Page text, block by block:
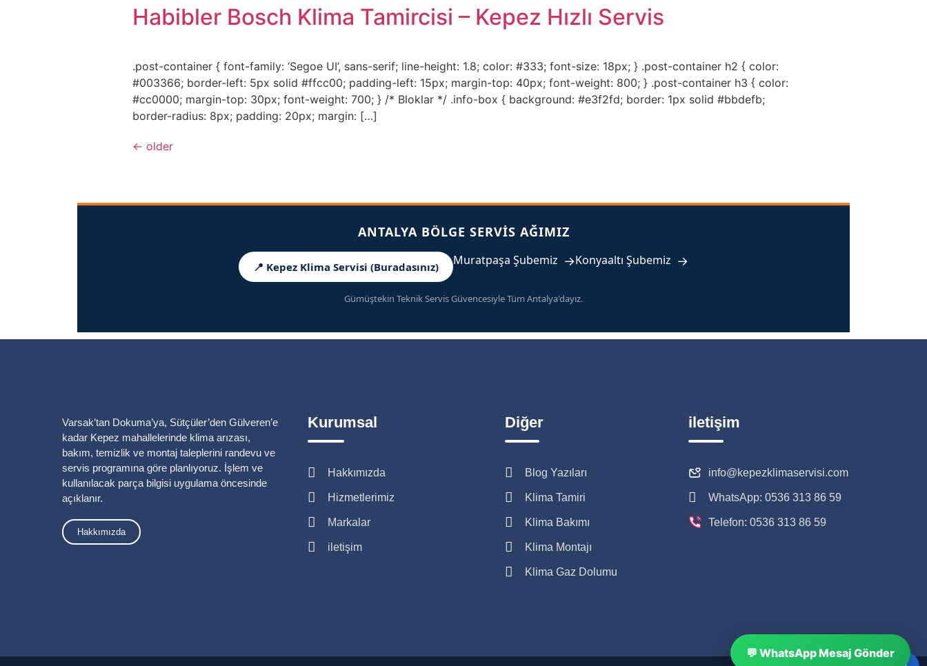
Habibler Bosch Klima Tamircisi – Kepez Hızlı Servis
.post-container { font-family: ‘Segoe UI’, sans-serif; line-height: 1.8; color: #333; font-size: 18px; } .post-container h2 { color:
#003366; border-left: 5px solid #ffcc00; padding-left: 15px; margin-top: 40px; font-weight: 800; } .post-container h3 { color:
#cc0000; margin-top: 30px; font-weight: 700; } /* Bloklar */ .info-box { background: #e3f2fd; border: 1px solid #bbdefb;
border-radius: 8px; padding: 20px; margin: […]
← older
ANTALYA BÖLGE SERVIS AĞIMIZ
📍 Kepez Klima Servisi (Buradasınız) Muratpaşa Şubemiz →Konyaaltı Şubemiz →
Gümüştekin Teknik Servis Güvencesiyle Tüm Antalya'dayız.
Varsak’tan Dokuma’ya, Sütçüler’den Gülveren’e
kadar Kepez mahallelerinde klima arızası,
bakım, temizlik ve montaj taleplerini randevu ve
servis programına göre planlıyoruz. İşlem ve
kullanılacak parça bilgisi uygulama öncesinde
açıklanır.
Hakkımızda
Kurumsal
Hakkımızda
Hizmetlerimiz
Markalar
iletişim
Diğer
Blog Yazıları
Klima Tamiri
Klima Bakımı
Klima Montajı
Klima Gaz Dolumu
iletişim
info@kepezklimaservisi.com
WhatsApp: 0536 313 86 59
Telefon: 0536 313 86 59
💬 WhatsApp Mesaj Gönder